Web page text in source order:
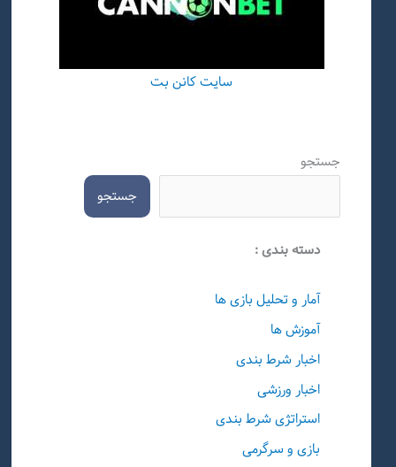
سایت کانن بت
جستجو
جستجو
دسته بندی :
آمار و تحلیل بازی ها
آموزش ها
اخبار شرط بندی
اخبار ورزشی
استراتژی شرط بندی
بازی و سرگرمی